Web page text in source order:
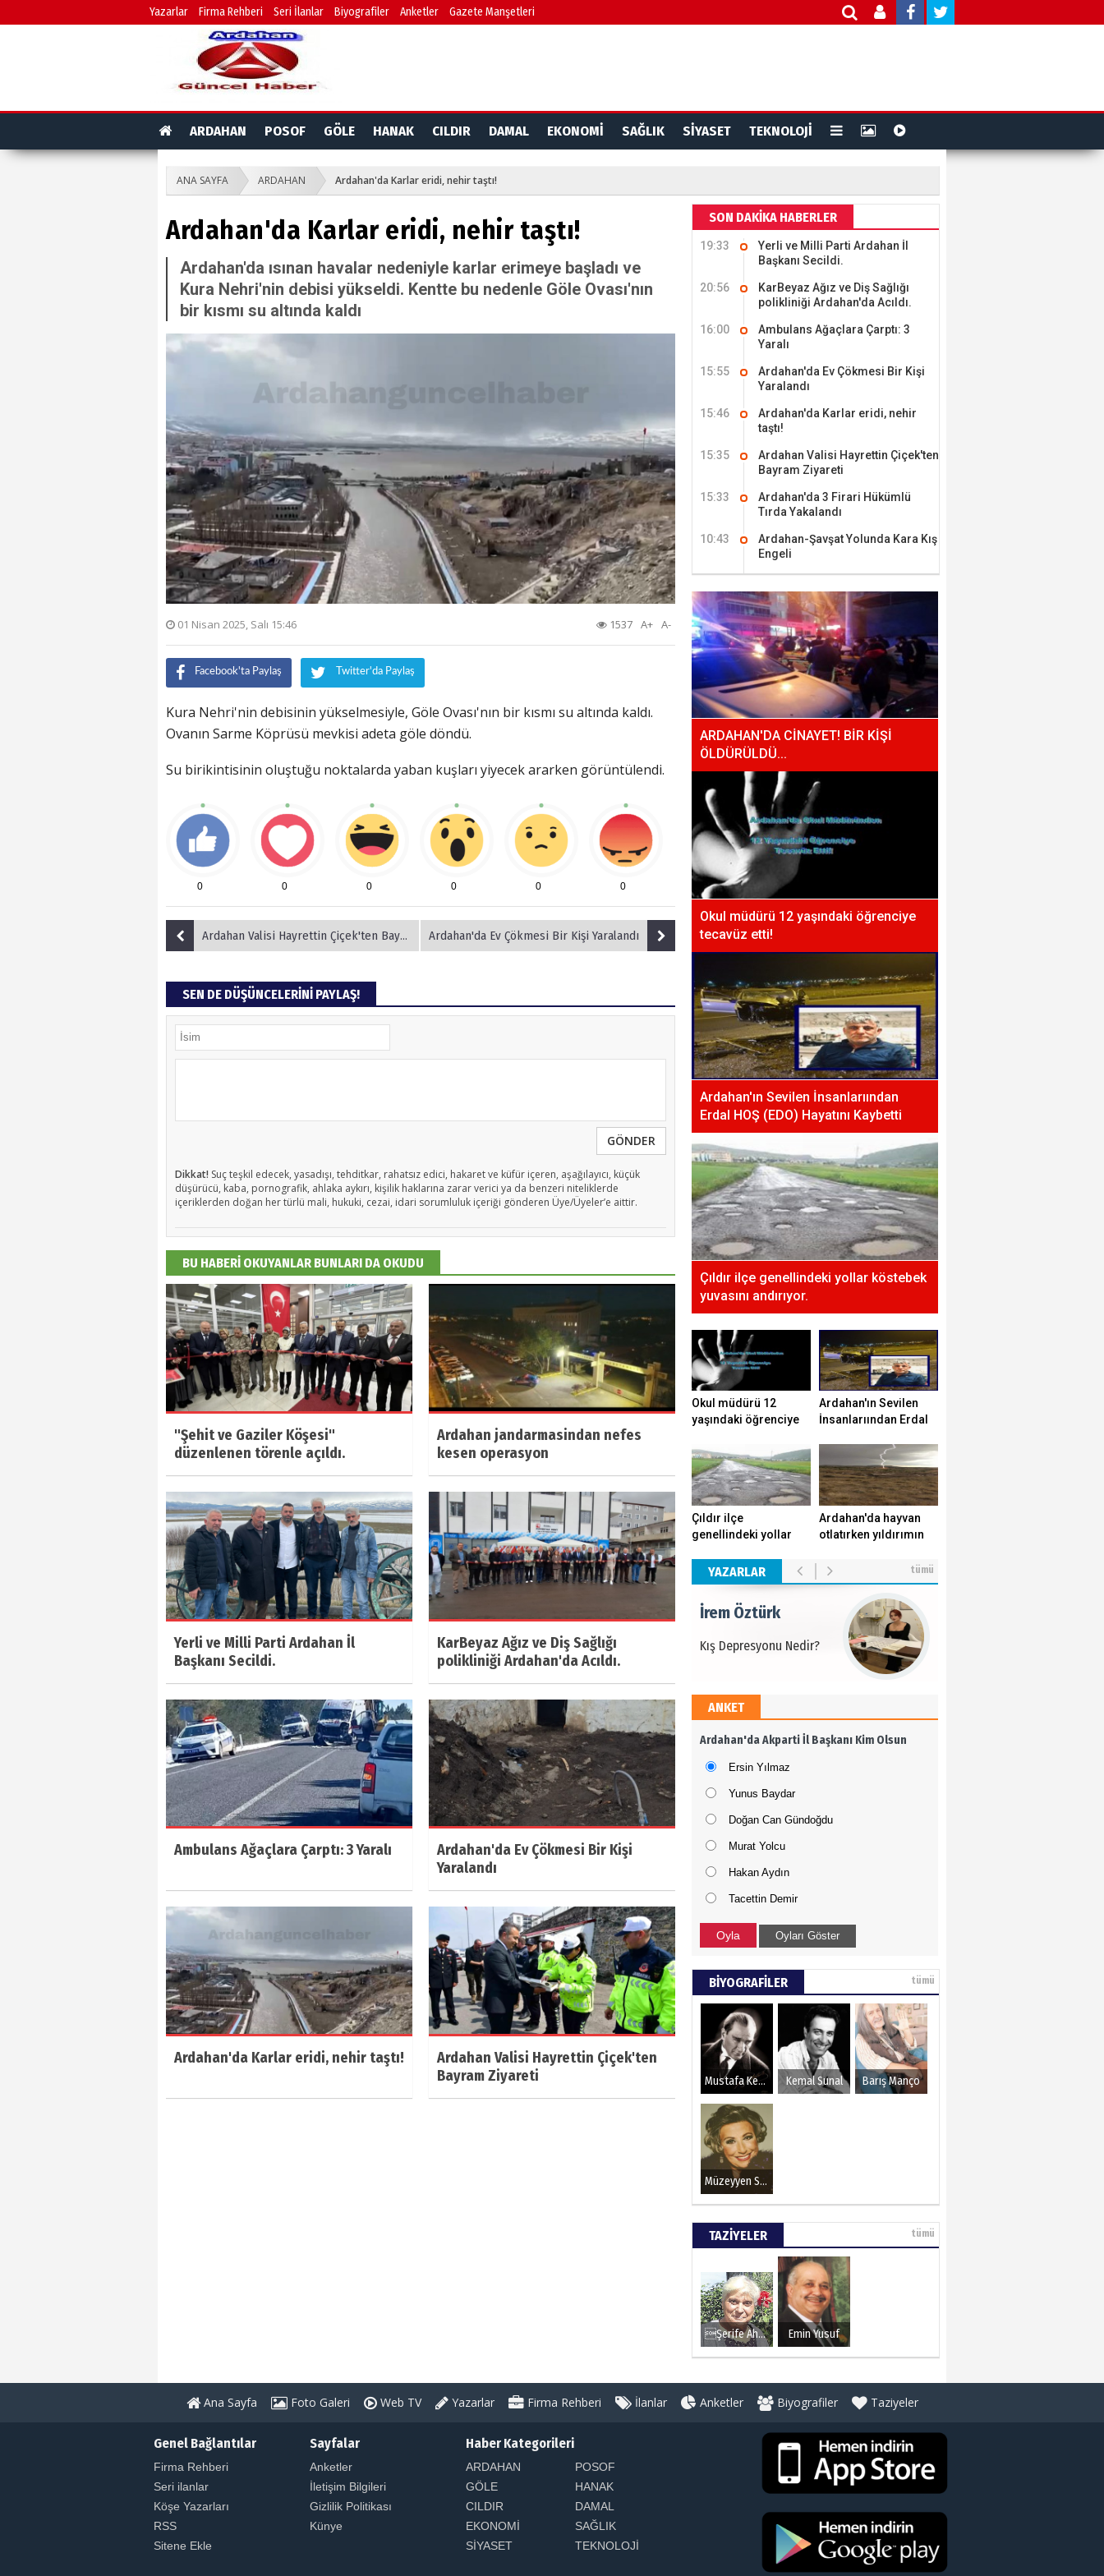
Yazarlar Firma Rehberi Seri İlanlar Biyografiler Anketler Gazete Manşetleri
ARDAHAN POSOF GÖLE HANAK CILDIR DAMAL EKONOMİ SAĞLIK SİYASET TEKNOLOJİ
ANA SAYFA ARDAHAN Ardahan'da Karlar eridi, nehir taştı!
Ardahan'da Karlar eridi, nehir taştı!
Ardahan'da ısınan havalar nedeniyle karlar erimeye başladı ve
Kura Nehri'nin debisi yükseldi. Kentte bu nedenle Göle Ovası'nın
bir kısmı su altında kaldı
01 Nisan 2025, Salı 15:46 A-
A+
1537
Facebook'ta Paylaş Twitter'da Paylaş
Kura Nehri'nin debisinin yükselmesiyle, Göle Ovası'nın bir kısmı su altında kaldı.
Ovanın Sarme Köprüsü mevkisi adeta göle döndü.
Su birikintisinin oluştuğu noktalarda yaban kuşları yiyecek ararken görüntülendi.
0 0 0 0 0 0
Ardahan Valisi Hayrettin Çiçek'ten Bayram Ziyareti Ardahan'da Ev Çökmesi Bir Kişi Yaralandı
SEN DE DÜŞÜNCELERİNİ PAYLAŞ!
GÖNDER
Dikkat! Suç teşkil edecek, yasadışı, tehditkar, rahatsız edici, hakaret ve küfür içeren, aşağılayıcı, küçük
düşürücü, kaba, pornografik, ahlaka aykırı, kişilik haklarına zarar verici ya da benzeri niteliklerde
içeriklerden doğan her türlü mali, hukuki, cezai, idari sorumluluk içeriği gönderen Üye/Üyeler’e aittir.
BU HABERİ OKUYANLAR BUNLARI DA OKUDU
"Şehit ve Gaziler Köşesi"
düzenlenen törenle açıldı.
Ardahan jandarmasindan nefes
kesen operasyon
Yerli ve Milli Parti Ardahan İl
Başkanı Secildi.
KarBeyaz Ağız ve Diş Sağlığı
polikliniği Ardahan'da Acıldı.
Ambulans Ağaçlara Çarptı: 3 Yaralı
Ardahan'da Ev Çökmesi Bir Kişi
Yaralandı
Ardahan'da Karlar eridi, nehir taştı!
Ardahan Valisi Hayrettin Çiçek'ten
Bayram Ziyareti
SON DAKİKA HABERLER
19:33
Yerli ve Milli Parti Ardahan İl
Başkanı Secildi.
20:56
KarBeyaz Ağız ve Diş Sağlığı
polikliniği Ardahan'da Acıldı.
16:00
Ambulans Ağaçlara Çarptı: 3
Yaralı
15:55
Ardahan'da Ev Çökmesi Bir Kişi
Yaralandı
15:46
Ardahan'da Karlar eridi, nehir
taştı!
15:35
Ardahan Valisi Hayrettin Çiçek'ten
Bayram Ziyareti
15:33
Ardahan'da 3 Firari Hükümlü
Tırda Yakalandı
10:43
Ardahan-Şavşat Yolunda Kara Kış
Engeli
ARDAHAN'DA CİNAYET! BİR KİŞİ
ÖLDÜRÜLDÜ...
Okul müdürü 12 yaşındaki öğrenciye
tecavüz etti!
Ardahan'ın Sevilen İnsanlarıından
Erdal HOŞ (EDO) Hayatını Kaybetti
Çıldır ilçe genellindeki yollar köstebek
yuvasını andırıyor.
Okul müdürü 12
yaşındaki öğrenciye
Ardahan'ın Sevilen
İnsanlarıından Erdal
Çıldır ilçe
genellindeki yollar
andırıyor.
Ardahan'da hayvan
otlatırken yıldırımın
yaşamını yitirdi.
YAZARLAR tümü
Kış Depresyonu Nedir?
İrem Öztürk
Kış Depresyonu Nedir?
İrem Öztürk
Kış Depresyonu Nedir?
İrem Öztürk
ANKET
Ardahan'da Akparti İl Başkanı Kim Olsun
Ersin Yılmaz
Yunus Baydar
Doğan Can Gündoğdu
Murat Yolcu
Hakan Aydın
Tacettin Demir
Oyla Oyları Göster
BİYOGRAFİLER tümü
Mustafa Kemal Atatürk Kemal Sunal Barış Manço
Müzeyyen Senar
TAZİYELER tümü
Şerife Ahmet Emin Yusuf
Ana Sayfa Foto Galeri Web TV Yazarlar Firma Rehberi İlanlar Anketler Biyografiler Taziyeler
Genel Bağlantılar
Firma Rehberi
Seri ilanlar
Köşe Yazarları
RSS
Sitene Ekle
Sayfalar
Anketler
İletişim Bilgileri
Gizlilik Politikası
Künye
Haber Kategorileri
ARDAHAN
POSOF
GÖLE
HANAK
CILDIR
DAMAL
EKONOMİ
SAĞLIK
SİYASET
TEKNOLOJİ